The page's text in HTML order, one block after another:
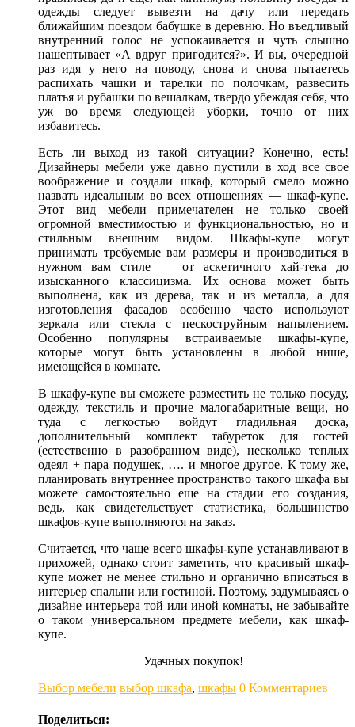
одежды следует вывезти на дачу или передать
ближайшим поездом бабушке в деревню. Но въедливый
внутренний голос не успокаивается и чуть слышно
нашептывает «А вдруг пригодится?». И вы, очередной
раз идя у него на поводу, снова и снова пытаетесь
распихать чашки и тарелки по полочкам, развесить
платья и рубашки по вешалкам, твердо убеждая себя, что
уж во время следующей уборки, точно от них
избавитесь.
Есть ли выход из такой ситуации? Конечно, есть!
Дизайнеры мебели уже давно пустили в ход все свое
воображение и создали шкаф, который смело можно
назвать идеальным во всех отношениях — шкаф-купе.
Этот вид мебели примечателен не только своей
огромной вместимостью и функциональностью, но и
стильным внешним видом. Шкафы-купе могут
принимать требуемые вам размеры и производиться в
нужном вам стиле — от аскетичного хай-тека до
изысканного классицизма. Их основа может быть
выполнена, как из дерева, так и из металла, а для
изготовления фасадов особенно часто используют
зеркала или стекла с пескоструйным напылением.
Особенно популярны встраиваемые шкафы-купе,
которые могут быть установлены в любой нише,
имеющейся в комнате.
В шкафу-купе вы сможете разместить не только посуду,
одежду, текстиль и прочие малогабаритные вещи, но
туда с легкостью войдут гладильная доска,
дополнительный комплект табуреток для гостей
(естественно в разобранном виде), несколько теплых
одеял + пара подушек, …. и многое другое. К тому же,
планировать внутреннее пространство такого шкафа вы
можете самостоятельно еще на стадии его создания,
ведь, как свидетельствует статистика, большинство
шкафов-купе выполняются на заказ.
Считается, что чаще всего шкафы-купе устанавливают в
прихожей, однако стоит заметить, что красивый шкаф-
купе может не менее стильно и органично вписаться в
интерьер спальни или гостиной. Поэтому, задумываясь о
дизайне интерьера той или иной комнаты, не забывайте
о таком универсальном предмете мебели, как шкаф-
купе.
Удачных покупок!
Выбор мебели выбор шкафа, шкафы 0 Комментариев
Поделиться: